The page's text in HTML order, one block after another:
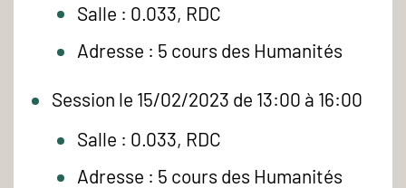
Salle : 0.033, RDC
Adresse : 5 cours des Humanités
Session le 15/02/2023 de 13:00 à 16:00
Salle : 0.033, RDC
Adresse : 5 cours des Humanités